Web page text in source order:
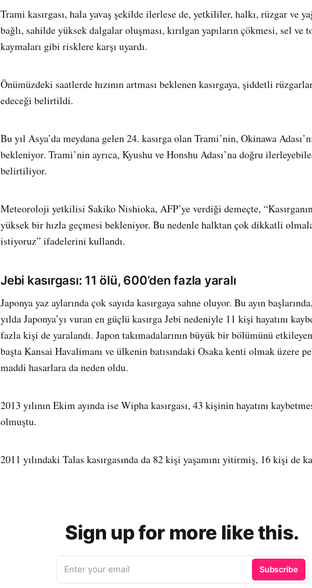
Trami kasırgası, hala yavaş şekilde ilerlese de, yetkililer, halkı, rüzgar ve
bağlı, sahilde yüksek dalgalar oluşması, kırılgan yapıların çökmesi, sel ve
kaymaları gibi risklere karşı uyardı.
Önümüzdeki saatlerde hızının artması beklenen kasırgaya, şiddetli
edeceği belirtildi.
Bu yıl Asya’da meydana gelen 24. kasırga olan Trami’nin, Okinawa
bekleniyor. Trami’nin ayrıca, Kyushu ve Honshu Adası’na doğru
belirtiliyor.
Meteoroloji yetkilisi Sakiko Nishioka, AFP’ye verdiği demeçte,
yüksek bir hızla geçmesi bekleniyor. Bu nedenle halktan çok dikkatli
istiyoruz” ifadelerini kullandı.
Jebi kasırgası: 11 ölü, 600’den fazla yaralı
Japonya yaz aylarında çok sayıda kasırgaya sahne oluyor. Bu ayın
yılda Japonya’yı vuran en güçlü kasırga Jebi nedeniyle 11 kişi hayatını
fazla kişi de yaralandı. Japon takımadalarının büyük bir bölümünü
başta Kansai Havalimanı ve ülkenin batısındaki Osaka kenti olmak üzere
maddi hasarlara da neden oldu.
2013 yılının Ekim ayında ise Wipha kasırgası, 43 kişinin hayatını
olmuştu.
2011 yılındaki Talas kasırgasında da 82 kişi yaşamını yitirmiş, 16 kişi de
Sign up for more like this.
Enter your email Subscribe